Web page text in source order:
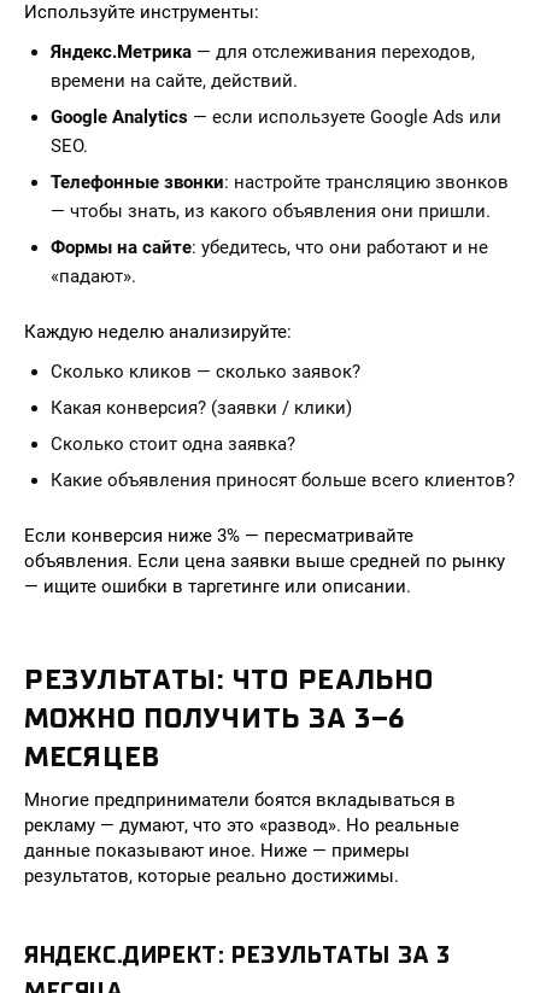
Используйте инструменты:
Яндекс.Метрика — для отслеживания переходов,
времени на сайте, действий.
Google Analytics — если используете Google Ads или
SEO.
Телефонные звонки: настройте трансляцию звонков
— чтобы знать, из какого объявления они пришли.
Формы на сайте: убедитесь, что они работают и не
«падают».
Каждую неделю анализируйте:
Сколько кликов — сколько заявок?
Какая конверсия? (заявки / клики)
Сколько стоит одна заявка?
Какие объявления приносят больше всего клиентов?
Если конверсия ниже 3% — пересматривайте
объявления. Если цена заявки выше средней по рынку
— ищите ошибки в таргетинге или описании.
РЕЗУЛЬТАТЫ: ЧТО РЕАЛЬНО
МОЖНО ПОЛУЧИТЬ ЗА 3–6
МЕСЯЦЕВ
Многие предприниматели боятся вкладываться в
рекламу — думают, что это «развод». Но реальные
данные показывают иное. Ниже — примеры
результатов, которые реально достижимы.
ЯНДЕКС.ДИРЕКТ: РЕЗУЛЬТАТЫ ЗА 3